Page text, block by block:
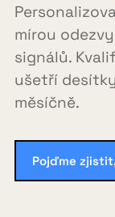
FAQ
mírou
signálů.
ušetří
měsíčně.
Pojďme